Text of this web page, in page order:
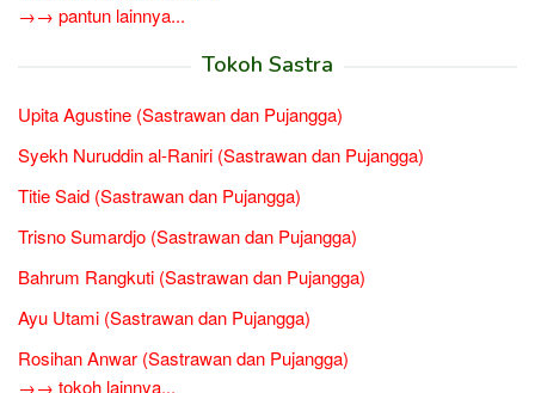
→→ pantun lainnya...
Tokoh Sastra
Upita Agustine (Sastrawan dan Pujangga)
Syekh Nuruddin al-Raniri (Sastrawan dan Pujangga)
Titie Said (Sastrawan dan Pujangga)
Trisno Sumardjo (Sastrawan dan Pujangga)
Bahrum Rangkuti (Sastrawan dan Pujangga)
Ayu Utami (Sastrawan dan Pujangga)
Rosihan Anwar (Sastrawan dan Pujangga)
→→ tokoh lainnya...